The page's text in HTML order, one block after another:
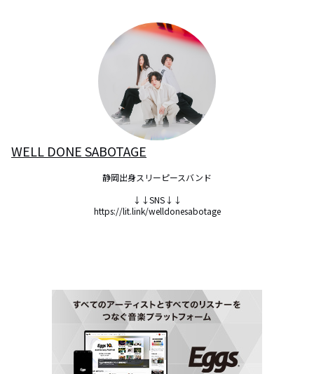
WELL DONE SABOTAGE
静岡出身スリーピースバンド
↓↓SNS↓↓
https://lit.link/welldonesabotage